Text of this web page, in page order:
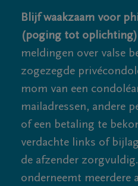
Blijf waakzaam voor
(poging tot
meldingen over valse
zogezegde
mom van een
mailadressen, andere
of een betaling te
verdachte links of
de afzender
onderneemt meerdere